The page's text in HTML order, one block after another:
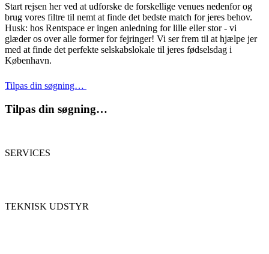
Start rejsen her ved at udforske de forskellige venues nedenfor og
brug vores filtre til nemt at finde det bedste match for jeres behov.
Husk: hos Rentspace er ingen anledning for lille eller stor - vi
glæder os over alle former for fejringer! Vi ser frem til at hjælpe jer
med at finde det perfekte selskabslokale til jeres fødselsdag i
København.
Tilpas din søgning…
Tilpas din søgning…
SERVICES
TEKNISK UDSTYR